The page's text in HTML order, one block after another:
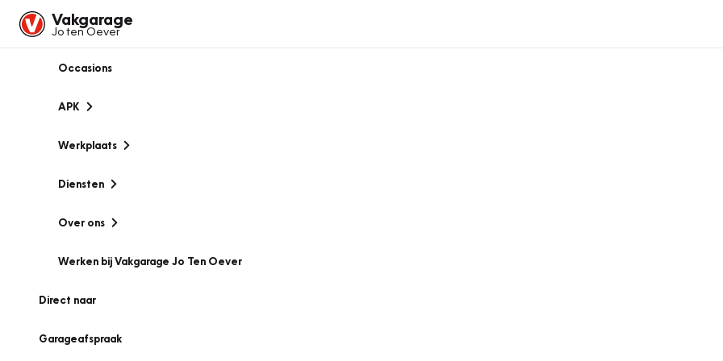
Vakgarage
Jo ten Oever
Occasions
APK
Werkplaats
Diensten
Over ons
Werken bij Vakgarage Jo Ten Oever
Direct naar
Garageafspraak